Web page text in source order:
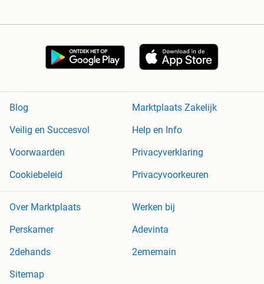
Blog
Marktplaats Zakelijk
Veilig en Succesvol
Help en Info
Voorwaarden
Privacyverklaring
Cookiebeleid
Privacyvoorkeuren
Over Marktplaats
Werken bij
Perskamer
Adevinta
2dehands
2ememain
Sitemap